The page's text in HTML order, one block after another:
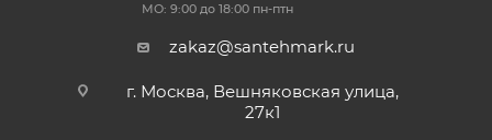
МО: 9:00 до 18:00 пн-птн
zakaz@santehmark.ru
г. Москва, Вешняковская улица,
27к1